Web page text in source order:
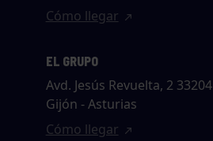
Cómo llegar
EL GRUPO
Avd. Jesús Revuelta, 2 33204
Gijón - Asturias
Cómo llegar